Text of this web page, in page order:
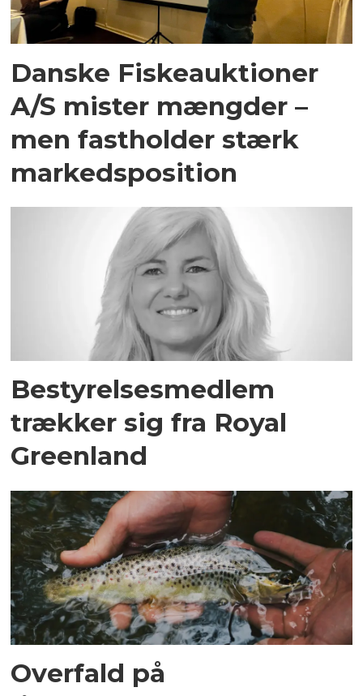
Danske Fiskeauktioner
A/S mister mængder –
men fastholder stærk
markedsposition
Bestyrelsesmedlem
trækker sig fra Royal
Greenland
Overfald på